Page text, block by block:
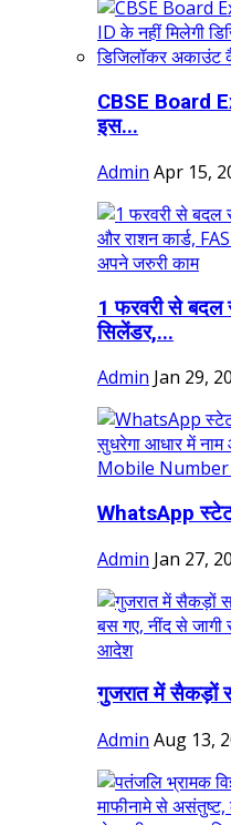
CBSE Board
इस...
Admin Apr 15,
1 फरवरी से बदल
सिलेंडर,...
Admin Jan 29,
WhatsApp
Admin Jan 27,
गुजरात में सैकड़ों
Admin Aug 13,